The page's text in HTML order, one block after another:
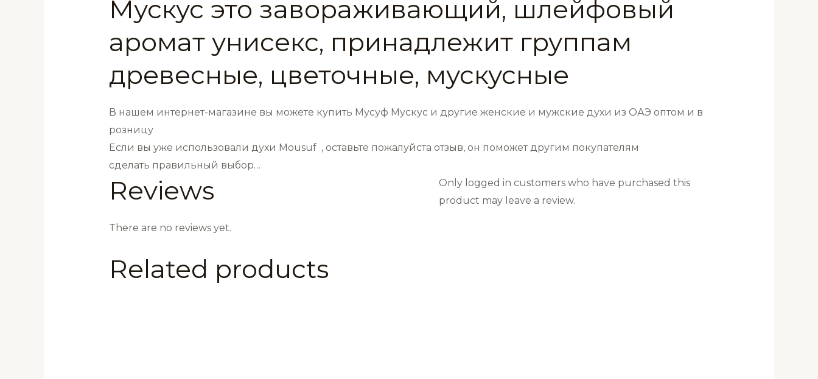
Мускус это завораживающий, шлейфовый
аромат унисекс, принадлежит группам
древесные, цветочные, мускусные
В нашем интернет-магазине вы можете купить Мусуф Мускус и другие женские и мужские духи из ОАЭ оптом и в
розницу
Если вы уже использовали духи Mousuf , оставьте пожалуйста отзыв, он поможет другим покупателям
сделать правильный выбор…
Reviews
There are no reviews yet.
Only logged in customers who have purchased this
product may leave a review.
Related products